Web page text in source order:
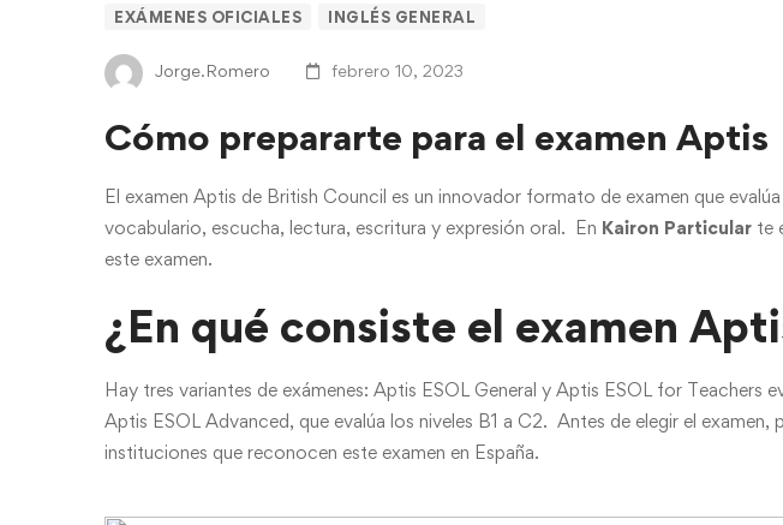
<strong>Cómo
prepararte
para
el
examen
Aptis</strong>
EXÁMENES OFICIALES INGLÉS GENERAL
Jorge.Romero febrero 10, 2023
Cómo prepararte para el examen Aptis
El examen Aptis de British Council es un innovador formato de examen que
vocabulario, escucha, lectura, escritura y expresión oral. En Kairon Particular te
este examen.
¿En qué consiste el examen
Hay tres variantes de exámenes: Aptis ESOL General y Aptis ESOL for Teachers
Aptis ESOL Advanced, que evalúa los niveles B1 a C2. Antes de elegir el examen,
instituciones que reconocen este examen en España.